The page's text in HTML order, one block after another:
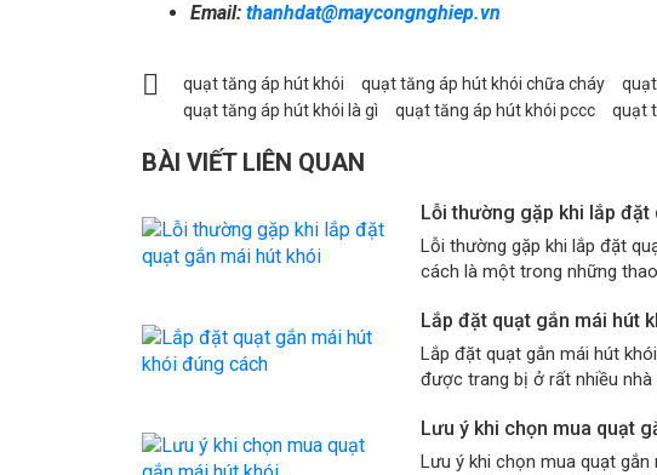
Email: thanhdat@maycongnghiep.vn
quạt tăng áp hút khói quạt tăng áp hút khói chữa cháy
quạt tăng áp hút khói là gì
quạt tăng áp hút khói pccc quạt
BÀI VIẾT LIÊN QUAN
Lỗi thường gặp khi lắp
Lỗi thường gặp khi lắp đặt
cách là một trong những
Lắp đặt quạt gắn mái hút
Lắp đặt quạt gắn mái hút
được trang bị ở rất nhiều nhà
Lưu ý khi chọn mua quạt
Lưu ý khi chọn mua quạt